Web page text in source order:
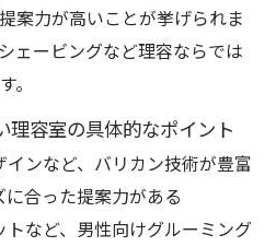
案力が高いことが挙げられま
ェービングなど理容ならでは
。
理容室の具体的なポイント
ンなど、バリカン技術が豊富
に合った提案力がある
など、男性向けグルーミング